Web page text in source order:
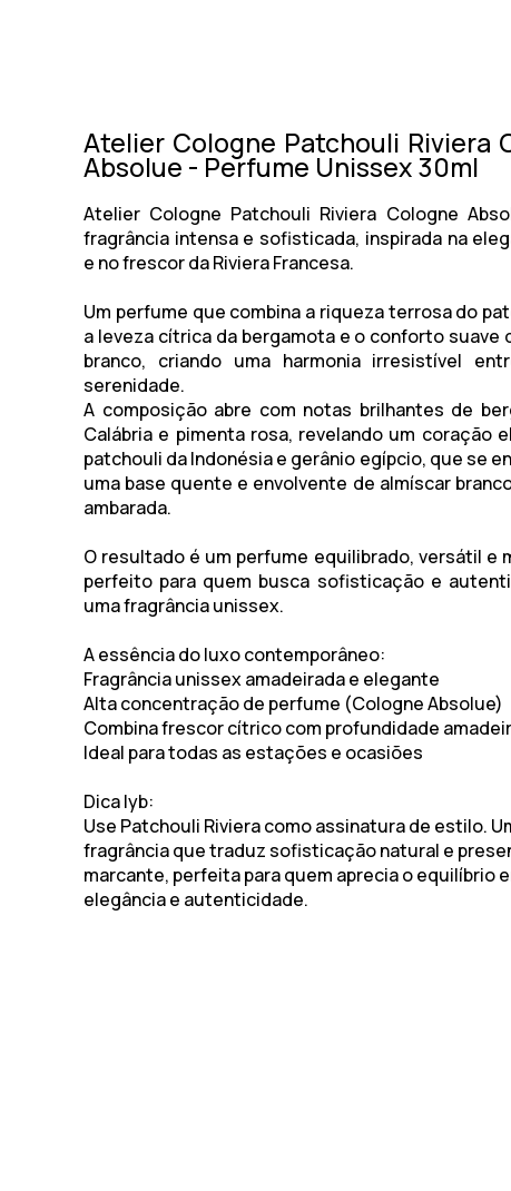
Atelier Cologne Patchouli Riviera
Absolue - Perfume Unissex 30ml
Atelier Cologne Patchouli Riviera Cologne
fragrância intensa e sofisticada, inspirada na
e no frescor da Riviera Francesa.
Um perfume que combina a riqueza terrosa do
a leveza cítrica da bergamotae o conforto suave
branco, criando uma harmonia irresistível
serenidade.
A composição abre com notas brilhantes de
Calábria e pimenta rosa, revelando um coração
patchouli da Indonésiae gerânio egípcio, que se
uma base quente e envolvente de almíscar
ambarada.
O resultado é um perfume equilibrado, versátil e
perfeito para quem busca sofisticação e
uma fragrância unissex.
A essência do luxo contemporâneo:
Fragrância unissex amadeirada e elegante
Alta concentração de perfume (Cologne Absolue)
Combina frescor cítrico com profundidade
Ideal para todas as estações e ocasiões
Dica lyb:
Use Patchouli Rivieracomo assinatura de estilo.
fragrância que traduz sofisticação natural e
marcante, perfeita para quem aprecia o equilíbrio
elegância e autenticidade.